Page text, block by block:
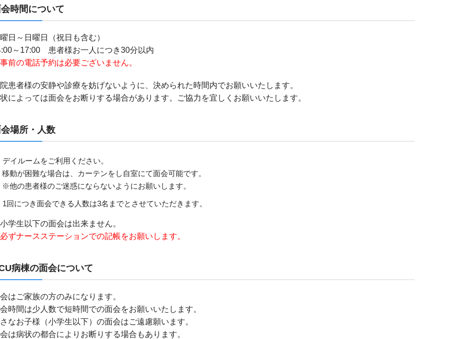
時間について
日～日曜日（祝日も含む）
～17:00 患者様お一人につき30分以内
前の電話予約は必要ございません。
患者様の安静や診療を妨げないように、決められた時間内でお願いいたします。
によっては面会をお断りする場合があります。ご協力を宜しくお願いいたします。
場所・人数
デイルームをご利用ください。
移動が困難な場合は、カーテンをし自室にて面会可能です。
※他の患者様のご迷惑にならないようにお願いします。
1回につき面会できる人数は3名までとさせていただきます。
学生以下の面会は出来ません。
ずナースステーションでの記帳をお願いします。
病棟の面会について
はご家族の方のみになります。
時間は少人数で短時間での面会をお願いいたします。
なお子様（小学生以下）の面会はご遠慮願います。
は病状の都合によりお断りする場合もあります。